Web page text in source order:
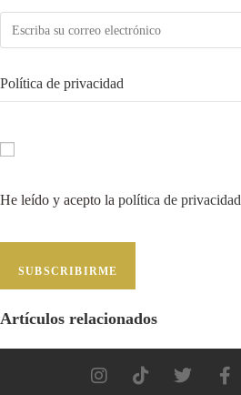
Política de privacidad
He leído y acepto la política de privacidad
SUBSCRIBIRME
Artículos relacionados